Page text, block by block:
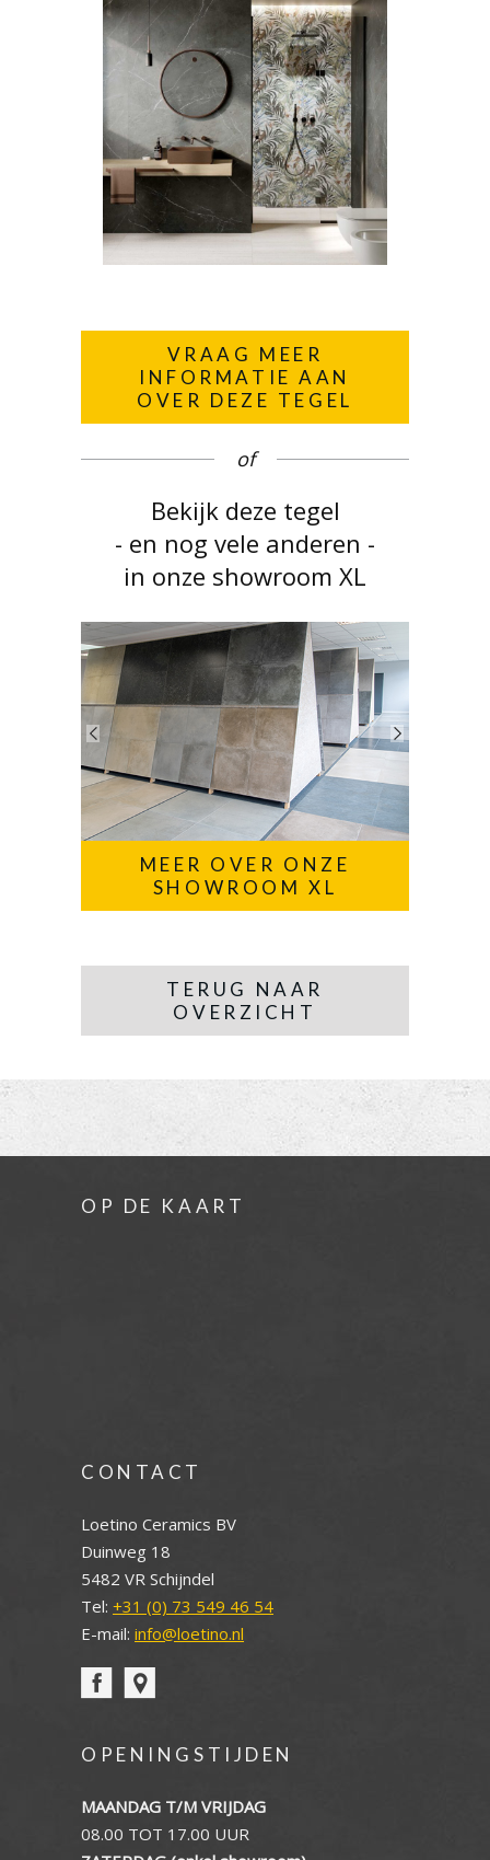
VRAAG MEER
INFORMATIE AAN
OVER DEZE TEGEL
of
Bekijk deze tegel
- en nog vele anderen -
in onze showroom XL
MEER OVER ONZE
SHOWROOM XL
TERUG NAAR
OVERZICHT
OP DE KAART
CONTACT
Loetino Ceramics BV
Duinweg 18
5482 VR Schijndel
Tel: +31 (0) 73 549 46 54
E-mail: info@loetino.nl
OPENINGSTIJDEN
MAANDAG T/M VRIJDAG
08.00 TOT 17.00 UUR